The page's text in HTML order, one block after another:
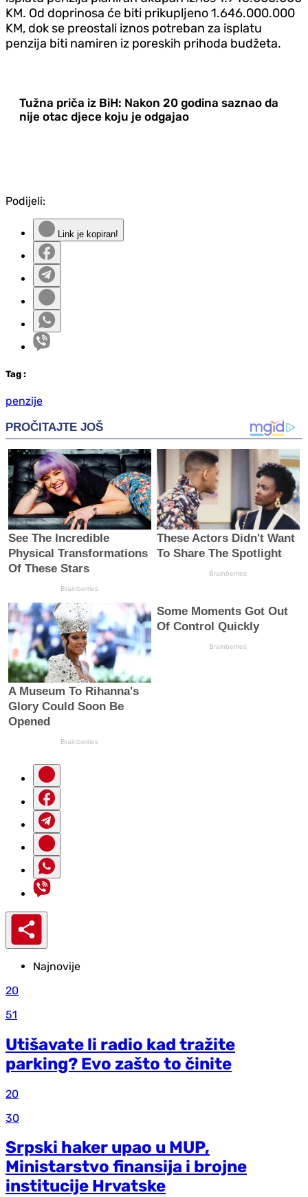
KM. Od doprinosa će biti prikupljeno 1.646.000.000
KM, dok se preostali iznos potreban za isplatu
penzija biti namiren iz poreskih prihoda budžeta.
Tužna priča iz BiH: Nakon 20 godina saznao da
nije otac djece koju je odgajao
Podijeli:
Link je kopiran!
Tag :
penzije
Najnovije
20
51
Utišavate li radio kad tražite
parking? Evo zašto to činite
20
30
Srpski haker upao u MUP,
Ministarstvo finansija i brojne
institucije Hrvatske